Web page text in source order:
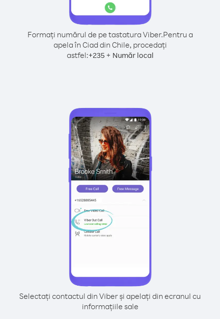
Formați numărul de pe tastatura Viber.Pentru a
apela în Ciad din Chile, procedați
astfel:+235+ Număr local
Selectați contactul din Viber și apelați din ecranul cu
informațiile sale